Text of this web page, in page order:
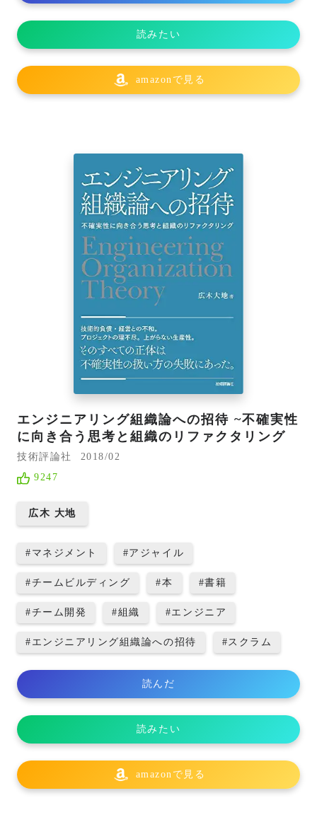
読みたい
amazonで見る
エンジニアリング組織論への招待 ~不確実性
に向き合う思考と組織のリファクタリング
技術評論社
2018/02
9247
広木 大地
# マネジメント #アジャイル
#チームビルディング #本 #書籍
#チーム開発 #組織 #エンジニア
# エンジニアリング組織論への招待 # スクラム
読んだ
読みたい
amazonで見る